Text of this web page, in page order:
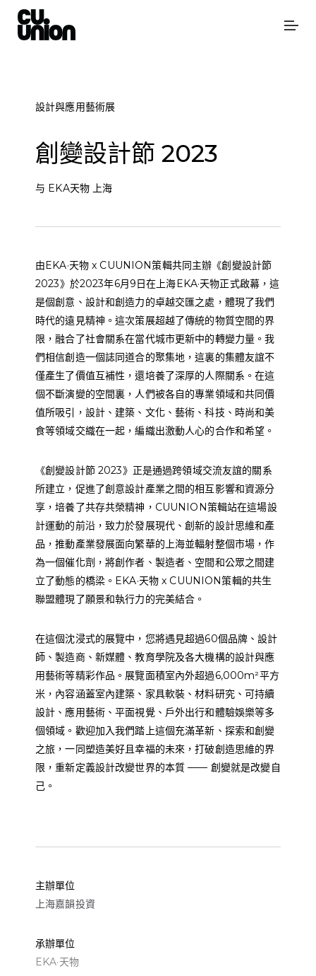
設計與應用藝術展
創變設計節 2023
与 EKA天物 上海
由EKA·天物 x CUUNION策輯共同主辦《創變設計節
2023》於2023年6月9日在上海EKA·天物正式啟幕，這
是個創意、設計和創造力的卓越交匯之處，體現了我們
時代的遠見精神。這次策展超越了傳統的物質空間的界
限，融合了社會關系在當代城市更新中的轉變力量。我
們相信創造一個誌同道合的聚集地，這裏的集體友誼不
僅產生了價值互補性，還培養了深厚的人際關系。在這
個不斷演變的空間裏，人們被各自的專業領域和共同價
值所吸引，設計、建築、文化、藝術、科技、時尚和美
食等領域交織在一起，編織出激動人心的合作和希望。
《創變設計節 2023》正是通過跨領域交流友誼的關系
所建立，促進了創意設計產業之間的相互影響和資源分
享，培養了共存共榮精神，CUUNION策輯站在這場設
計運動的前沿，致力於發展現代、創新的設計思維和產
品，推動產業發展面向繁華的上海並輻射整個市場，作
為一個催化劑，將創作者、製造者、空間和公眾之間建
立了動態的橋梁。EKA·天物 x CUUNION策輯的共生
聯盟體現了願景和執行力的完美結合。
在這個沈浸式的展覽中，您將遇見超過60個品牌、設計
師、製造商、新媒體、教育學院及各大機構的設計與應
用藝術等精彩作品。展覽面積室內外超過6,000m²平方
米，內容涵蓋室內建築、家具軟裝、材料研究、可持續
設計、應用藝術、平面視覺、戶外出行和體驗娛樂等多
個領域。歡迎加入我們踏上這個充滿革新、探索和創變
之旅，一同塑造美好且幸福的未來，打破創造思維的界
限，重新定義設計改變世界的本質 —— 創變就是改變自
己。
主辦單位
上海嘉韻投資
承辦單位
EKA·天物